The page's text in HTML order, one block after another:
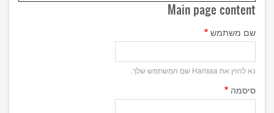
Main page content
שם משתמש
נא להזין את Harissa שם המשתמש שלך.
סיסמה